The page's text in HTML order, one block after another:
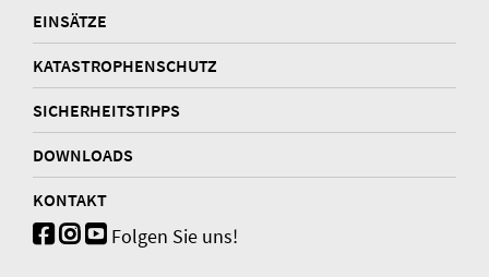
EINSÄTZE
KATASTROPHENSCHUTZ
SICHERHEITSTIPPS
DOWNLOADS
KONTAKT
Folgen Sie uns!